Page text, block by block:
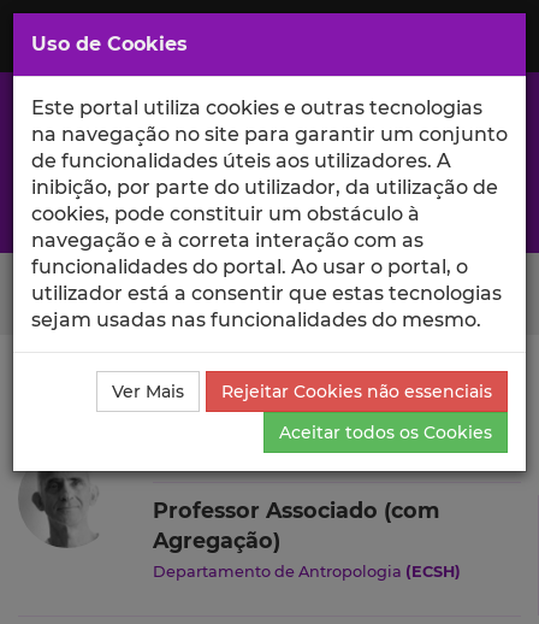
Saltar
para
Conteúdo
Principal
A excelência da investigação e ciência no Iscte
Search Button
Ciência_Iscte Autores
Francisco Vaz da Silva
Currículo
Francisco Vaz da Silva
Professor Associado (com
Agregação)
Departamento de Antropologia (ECSH)
Uso de Cookies
Este portal utiliza cookies e outras tecnologias
na navegação no site para garantir um conjunto
de funcionalidades úteis aos utilizadores. A
inibição, por parte do utilizador, da utilização de
cookies, pode constituir um obstáculo à
navegação e à correta interação com as
funcionalidades do portal. Ao usar o portal, o
utilizador está a consentir que estas tecnologias
sejam usadas nas funcionalidades do mesmo.
Ver Mais
Rejeitar Cookies não essenciais
Aceitar todos os Cookies